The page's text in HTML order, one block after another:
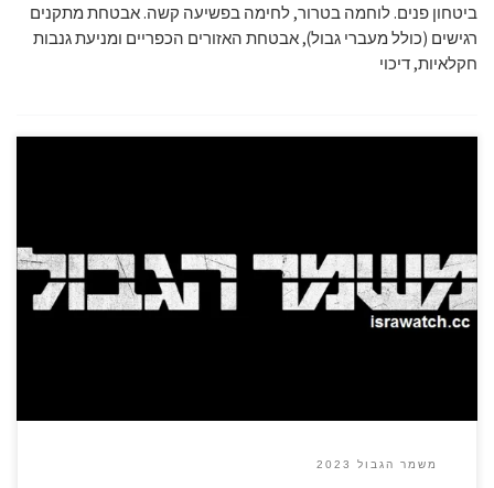
ביטחון פנים. לוחמה בטרור, לחימה בפשיעה קשה. אבטחת מתקנים
רגישים (כולל מעברי גבול), אבטחת האזורים הכפריים ומניעת גנבות
חקלאיות, דיכוי
משמר הגבול 2023